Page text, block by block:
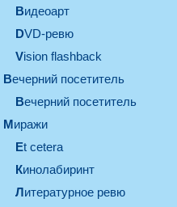
видеоарт
DVD-ревю
Vision flashback
вечерний посетитель
вечерний посетитель
миражи
et cetera
кинолабиринт
литературное ревю